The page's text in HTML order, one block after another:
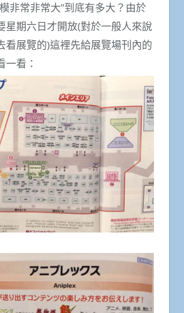
非常非常大”到底有多大？由於
星期六日才開放(對於一般人來說
看展覽的)這裡先給展覽場刊內的
一看：